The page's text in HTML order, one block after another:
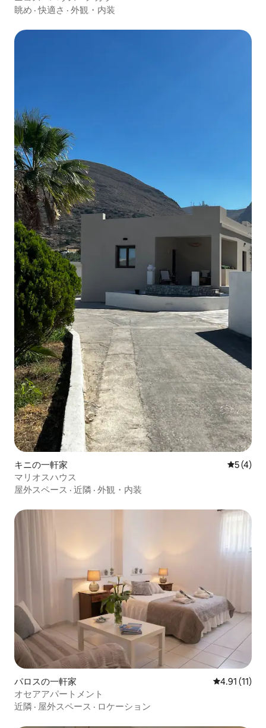
眺め ·快適さ · 外観・内装
キニの一軒家 レビュー
5 (4)
マリオスハウス
屋外スペース · 近隣 · 外観・内装
パロスの一軒家 レビュー11
4.91 (11)
オセアアパートメント
近隣 · 屋外スペース · ロケーション